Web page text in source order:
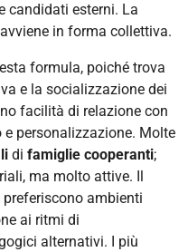
candidati esterni. La
in forma collettiva.
formula, poiché trova
e la socializzazione dei
facilità di relazione con
personalizzazione. Molte
di famiglie cooperanti;
ma molto attive. Il
ambienti
ai ritmi di
alternativi. I più